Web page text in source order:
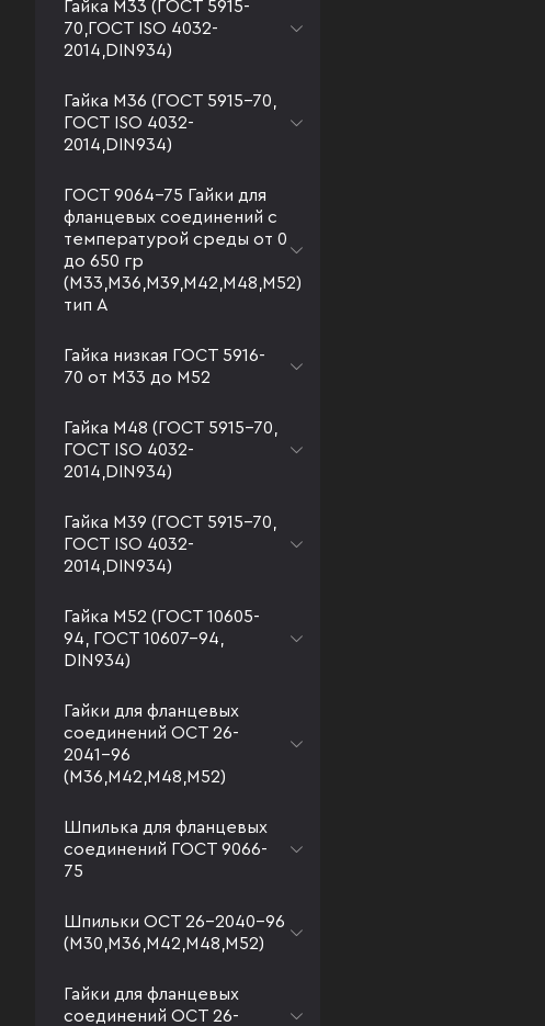
Гайка М33 (ГОСТ 5915-
70,ГОСТ ISO 4032-
2014,DIN934)
Гайка М36 (ГОСТ 5915-70,
ГОСТ ISO 4032-
2014,DIN934)
ГОСТ 9064-75 Гайки для
фланцевых соединений с
температурой среды от 0
до 650 гр
(М33,М36,М39,М42,М48,М52)
тип А
Гайка низкая ГОСТ 5916-
70 от М33 до М52
Гайка М48 (ГОСТ 5915-70,
ГОСТ ISO 4032-
2014,DIN934)
Гайка М39 (ГОСТ 5915-70,
ГОСТ ISO 4032-
2014,DIN934)
Гайка М52 (ГОСТ 10605-
94, ГОСТ 10607-94,
DIN934)
Гайки для фланцевых
соединений ОСТ 26-
2041-96
(М36,М42,М48,М52)
Шпилька для фланцевых
соединений ГОСТ 9066-
75
Шпильки ОСТ 26-2040-96
(М30,М36,М42,М48,М52)
Гайки для фланцевых
соединений ОСТ 26-